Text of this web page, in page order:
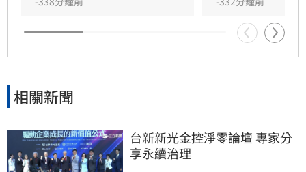
後便陷入永眠。這段錯過的對話成為他20年來心
中最深的遺憾，他以此感嘆，有些電話晚點接沒
關係，但錯過的親情與話語，可能再也無法挽
相關新聞
台新新光金控淨零論壇 專家分
享永續治理